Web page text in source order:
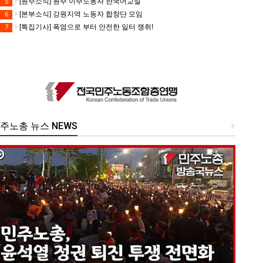
6 [본부소식] 강원지역 노동자 합창단 모임
7 [특집기사] 폭염으로 부터 안전한 일터 쟁취!
+
노총 뉴스 NEWS